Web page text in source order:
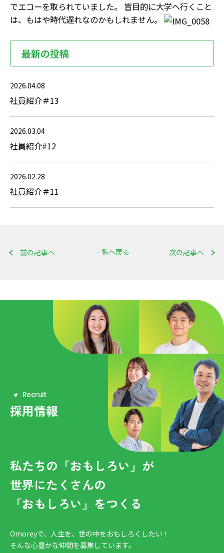
でエコーを取られていました。 盲目的に大学へ行くこと
は、もはや時代遅れなのかもしれません。
最新の投稿
2026.04.08
社員紹介＃13
2026.03.04
社員紹介#12
2026.02.28
社員紹介＃11
前の記事へ 次の記事へ
一覧へ戻る
Recruit
採用情報
私たちの「おもしろい」が
世界にたくさんの
「おもしろい」をつくる
Omoreyで、人生を、世の中をおもしろくしたい！
そんな心豊かな仲間を募集しています。